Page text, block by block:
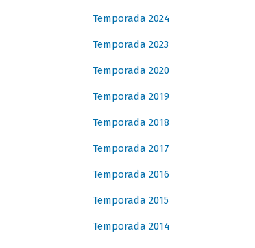
Temporada 2024
Temporada 2023
Temporada 2020
Temporada 2019
Temporada 2018
Temporada 2017
Temporada 2016
Temporada 2015
Temporada 2014